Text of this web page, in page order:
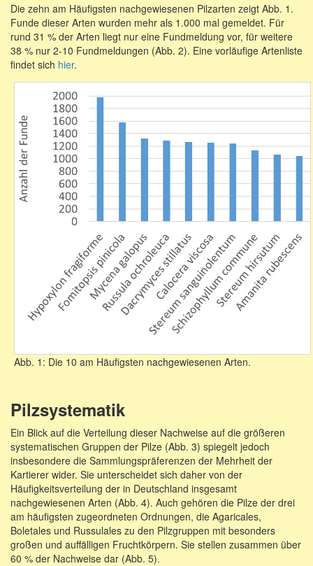
Die zehn am Häufigsten nachgewiesenen Pilzarten zeigt Abb. 1.
Funde dieser Arten wurden mehr als 1.000 mal gemeldet. Für
rund 31 % der Arten liegt nur eine Fundmeldung vor, für weitere
38 % nur 2-10 Fundmeldungen (Abb. 2). Eine vorläufige Artenliste
findet sich hier.
Abb. 1: Die 10 am Häufigsten nachgewiesenen Arten.
Pilzsystematik
Ein Blick auf die Verteilung dieser Nachweise auf die größeren
systematischen Gruppen der Pilze (Abb. 3) spiegelt jedoch
insbesondere die Sammlungspräferenzen der Mehrheit der
Kartierer wider. Sie unterscheidet sich daher von der
Häufigkeitsverteilung der in Deutschland insgesamt
nachgewiesenen Arten (Abb. 4). Auch gehören die Pilze der drei
am häufigsten zugeordneten Ordnungen, die Agaricales,
Boletales und Russulales zu den Pilzgruppen mit besonders
großen und auffälligen Fruchtkörpern. Sie stellen zusammen über
60 % der Nachweise dar (Abb. 5).